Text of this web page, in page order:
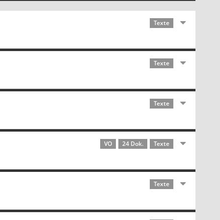
Texte
Texte
Texte
VO 24 Dok. Texte
Texte